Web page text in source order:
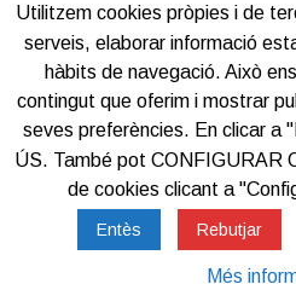
Barcelona
Telèfon: 93 474 80 42
©2012-2025 Centre d'Empreses
Utilitzem cookies pròpies i de
serveis, elaborar informació
hàbits de navegació. Això
contingut que oferim i mostrar
seves preferències. En clicar a
ÚS. També pot CONFIGURAR
de cookies clicant a
Entès Rebutjar
Més